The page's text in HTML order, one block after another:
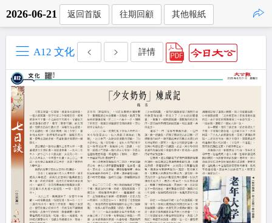
2026-06-21 返回首版 往期回顧 其他報紙
A12 文化 詳情